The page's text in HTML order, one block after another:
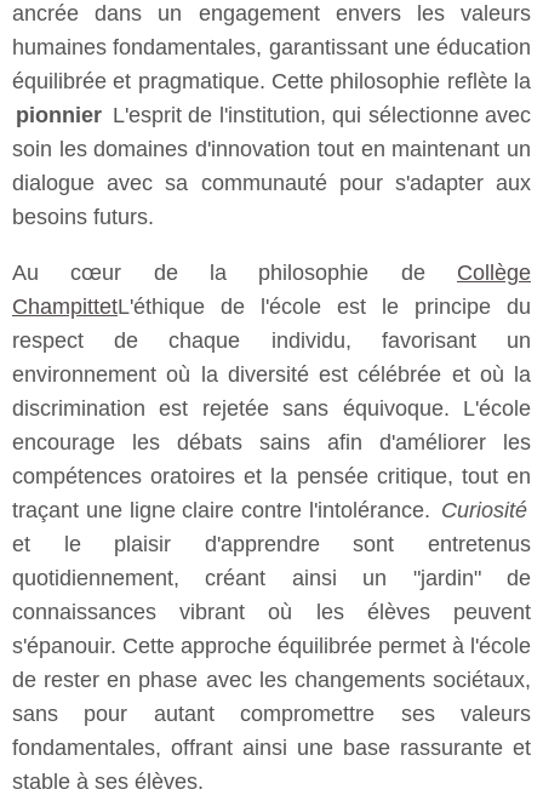
ancrée dans un engagement envers les valeurs
humaines fondamentales, garantissant une éducation
équilibrée et pragmatique. Cette philosophie reflète la
pionnier L'esprit de l'institution, qui sélectionne avec
soin les domaines d'innovation tout en maintenant un
dialogue avec sa communauté pour s'adapter aux
besoins futurs.
Au cœur de la philosophie de Collège
ChampittetL'éthique de l'école est le principe du
respect de chaque individu, favorisant un
environnement où la diversité est célébrée et où la
discrimination est rejetée sans équivoque. L'école
encourage les débats sains afin d'améliorer les
compétences oratoires et la pensée critique, tout en
traçant une ligne claire contre l'intolérance. Curiosité
et le plaisir d'apprendre sont entretenus
quotidiennement, créant ainsi un "jardin" de
connaissances vibrant où les élèves peuvent
s'épanouir. Cette approche équilibrée permet à l'école
de rester en phase avec les changements sociétaux,
sans pour autant compromettre ses valeurs
fondamentales, offrant ainsi une base rassurante et
stable à ses élèves.